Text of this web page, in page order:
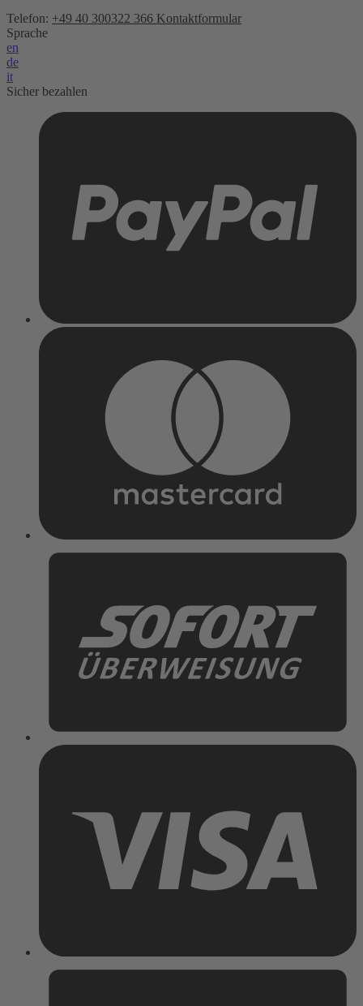
Telefon: +49 40 300322 366 Kontaktformular
Sprache
en
de
it
Sicher bezahlen